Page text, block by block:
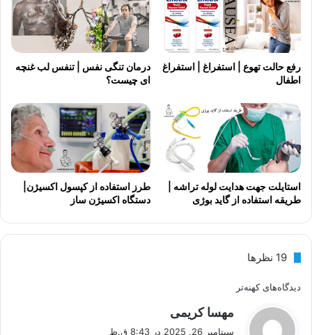
رفع حالت تهوع | استفراغ | استفراغ
اطفال
درمان تنگی نفس | تنفس لب غنچه
ای چیست؟
استایلت جهت هدایت لوله تراشه |
طریقه استفاده از گاید بوژی
طرز استفاده از کپسول اکسیژن|
دستگاه اکسیژن ساز
‫19 نظرها
ر
دیدگاه‌های کهنه‌تر
مهسا کریمی
سپتامبر 26, 2025 در 8:43 ق.ظ